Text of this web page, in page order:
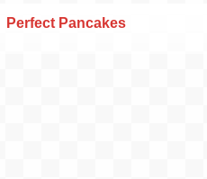
Perfect Pancakes